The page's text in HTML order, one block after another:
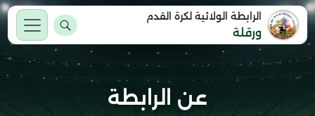
الرابطة الولائية لكرة القدم
ورقلة
عن الرابطة